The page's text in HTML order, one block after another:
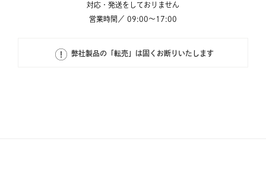
対応・発送をしておりません
営業時間／ 09:00～17:00
弊社製品の「転売」は固くお断りいたします